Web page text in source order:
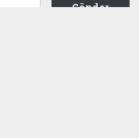
Gönder